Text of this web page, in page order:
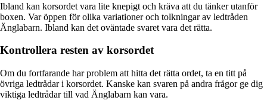
Ibland kan korsordet vara lite knepigt och kräva att du tänker utanför
boxen. Var öppen för olika variationer och tolkningar av ledtråden
Änglabarn. Ibland kan det oväntade svaret vara det rätta.
Kontrollera resten av korsordet
Om du fortfarande har problem att hitta det rätta ordet, ta en titt på
övriga ledtrådar i korsordet. Kanske kan svaren på andra frågor ge dig
viktiga ledtrådar till vad Änglabarn kan vara.